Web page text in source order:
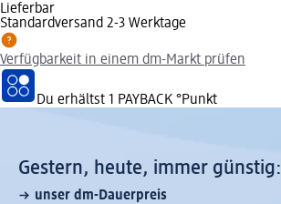
Lieferbar
Standardversand 2-3 Werktage
Verfügbarkeit in einem dm-Markt prüfen
Du erhältst 1 PAYBACK °Punkt
Gestern, heute, immer günstig:
unser dm-Dauerpreis